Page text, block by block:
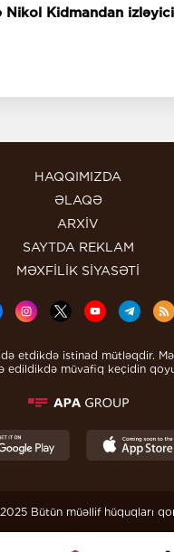
Nikol Kidmandan
HAQQIMIZDA
ƏLAQƏ
ARXİV
SAYTDA REKLAM
MƏXFİLİK SİYASƏTİ
etdikdə istinad mütləqdir.
edildikdə müvafiq keçidin
Bütün müəllif hüquqları